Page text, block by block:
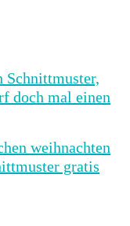
Schnittmuster,
doch mal einen